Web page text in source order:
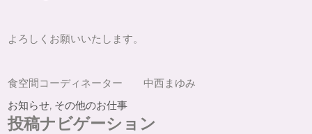
よろしくお願いいたします。
食空間コーディネーター 中西まゆみ
お知らせ, その他のお仕事
投稿ナビゲーション